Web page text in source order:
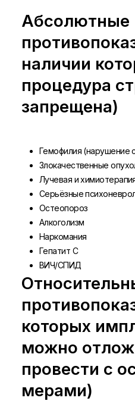
Абсолютные
наличии
процедура
запрещена)
Гемофилия (нарушение
Злокачественные
Лучевая и
Серьёзные
Остеопороз
Алкоголизм
Наркомания
Гепатит C
ВИЧ/СПИД
которых
можно
провести с
мерами)